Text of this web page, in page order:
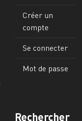
Créer un
compte
Se connecter
Mot de passe
Rechercher